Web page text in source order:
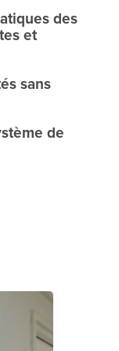
des
et
sans
de